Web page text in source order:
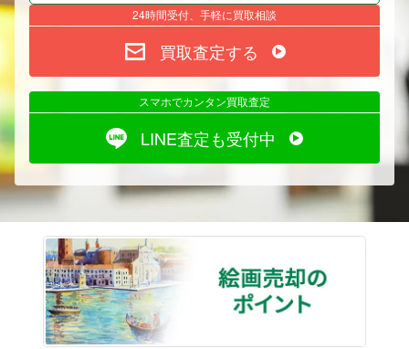
24時間受付、手軽に買取相談
買取査定する
スマホでカンタン買取査定
LINE査定も受付中